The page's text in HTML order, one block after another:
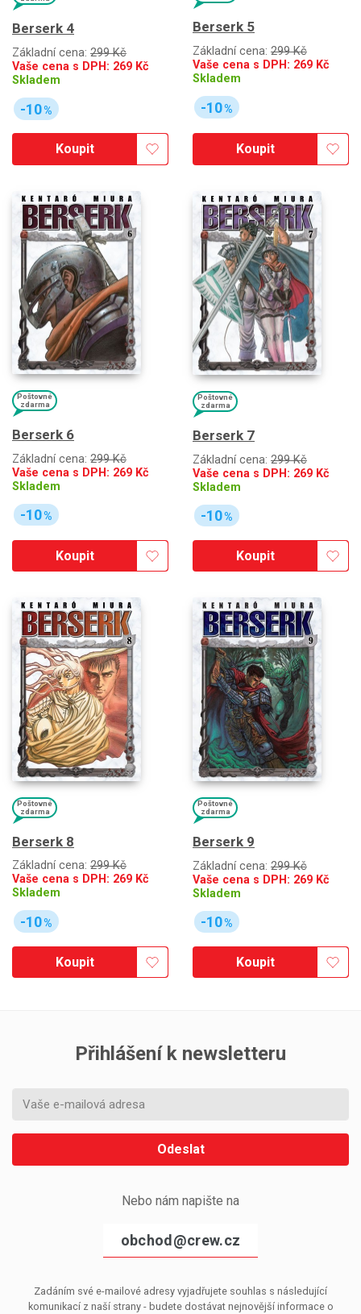
Berserk 4
Základní cena: 299 Kč
Vaše cena s DPH: 269 Kč
Skladem
-10%
Koupit
Berserk 5
Základní cena: 299 Kč
Vaše cena s DPH: 269 Kč
Skladem
-10%
Koupit
Poštovné
zdarma
Berserk 6
Základní cena: 299 Kč
Vaše cena s DPH: 269 Kč
Skladem
-10%
Koupit
Poštovné
zdarma
Berserk 7
Základní cena: 299 Kč
Vaše cena s DPH: 269 Kč
Skladem
-10%
Koupit
Poštovné
zdarma
Berserk 8
Základní cena: 299 Kč
Vaše cena s DPH: 269 Kč
Skladem
-10%
Koupit
Poštovné
zdarma
Berserk 9
Základní cena: 299 Kč
Vaše cena s DPH: 269 Kč
Skladem
-10%
Koupit
Přihlášení k newsletteru
Odeslat
Nebo nám napište na
obchod@crew.cz
Zadáním své e-mailové adresy vyjadřujete souhlas s následující
komunikací z naší strany - budete dostávat nejnovější informace o